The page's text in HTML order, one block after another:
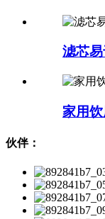
滤芯
家用
伙伴：